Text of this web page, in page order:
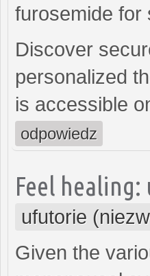
furosemide for
Discover
personalized
is accessible
odpowiedz
Feel
ufutorie
Given the